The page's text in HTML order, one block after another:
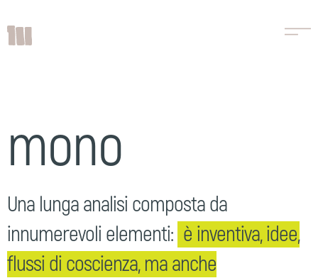
mono
Una lunga analisi composta da
innumerevoli elementi: è inventiva, idee,
flussi di coscienza, ma anche